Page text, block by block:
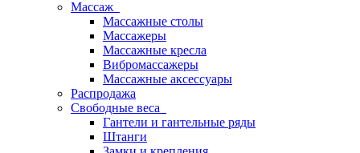
Массаж
Массажные столы
Массажеры
Массажные кресла
Вибромассажеры
Массажные аксессуары
Распродажа
Свободные веса
Гантели и гантельные ряды
Штанги